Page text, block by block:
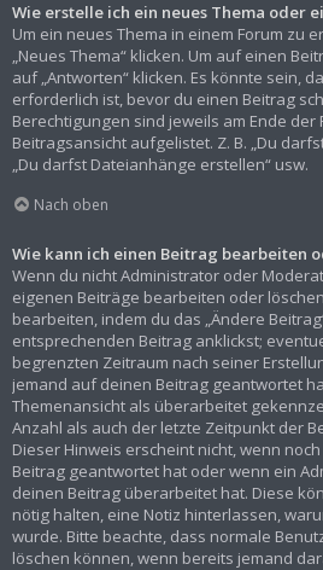
Wie erstelle ich ein neues Thema oder
Um ein neues Thema in einem Forum zu
„Neues Thema“ klicken. Um auf einen
auf „Antworten“ klicken. Es könnte sein,
erforderlich ist, bevor du einen Beitrag
Berechtigungen sind jeweils am Ende der
Beitragsansicht aufgelistet. Z. B. „Du
„Du darfst Dateianhänge erstellen“ usw.
Nach oben
Wie kann ich einen Beitrag bearbeiten
Wenn du nicht Administrator oder
eigenen Beiträge bearbeiten oder
bearbeiten, indem du das „Ändere
entsprechenden Beitrag anklickst;
begrenzten Zeitraum nach seiner
jemand auf deinen Beitrag geantwortet
Themenansicht als überarbeitet
Anzahl als auch der letzte Zeitpunkt der
Dieser Hinweis erscheint nicht, wenn
Beitrag geantwortet hat oder wenn ein
deinen Beitrag überarbeitet hat. Diese
nötig halten, eine Notiz hinterlassen,
wurde. Bitte beachte, dass normale
löschen können, wenn bereits jemand